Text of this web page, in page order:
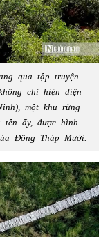
qua tập truyện
chỉ hiện diện
một khu rừng
tên ấy, được hình
Đồng Tháp Mười.